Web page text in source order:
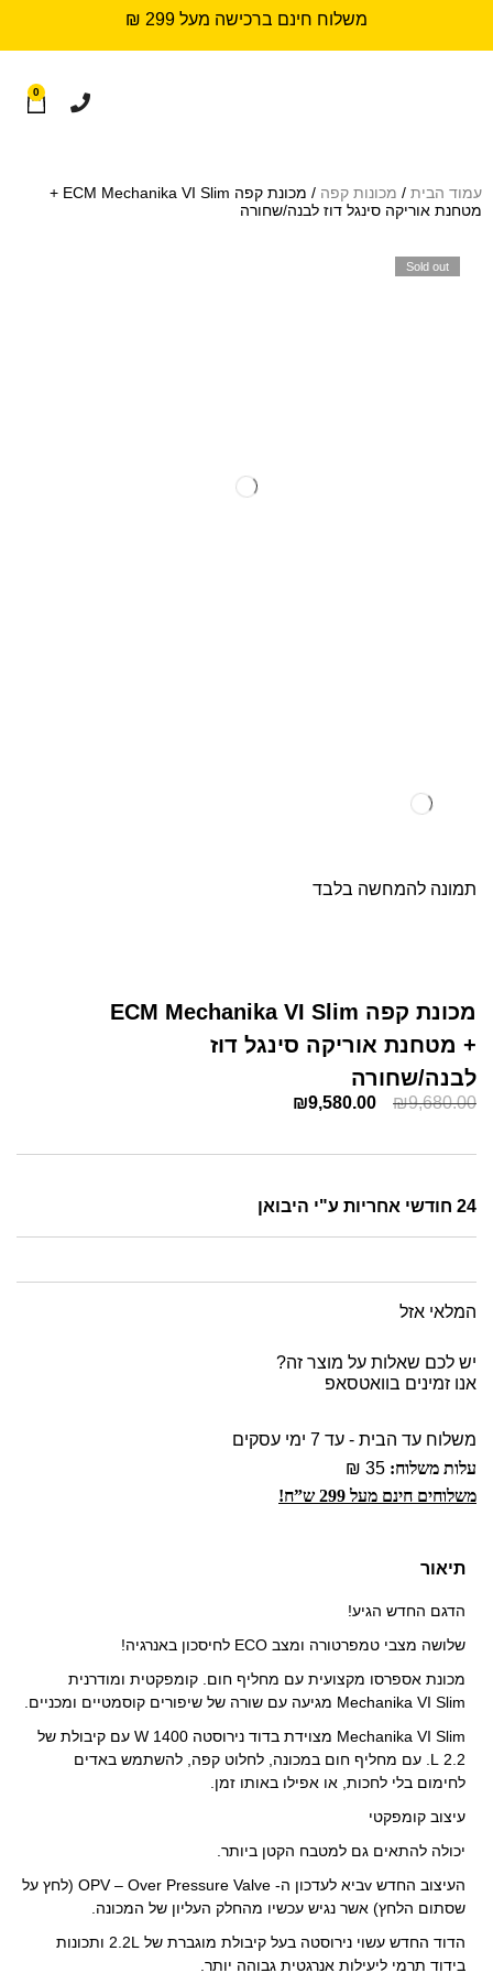
משלוח חינם ברכישה מעל 299 ₪
0
עמוד הבית / מכונות קפה
/ מכונת קפה ECM Mechanika VI Slim +
מטחנת אוריקה סינגל דוז לבנה/שחורה
Sold out
תמונה להמחשה בלבד
מכונת קפה ECM Mechanika VI Slim
+ מטחנת אוריקה סינגל דוז
לבנה/שחורה
₪9,680.00
₪9,580.00
24 חודשי אחריות ע"י היבואן
המלאי אזל
יש לכם שאלות על מוצר זה?
אנו זמינים בוואטסאפ
משלוח עד הבית - עד 7 ימי עסקים
עלות משלוח:
משלוחים חינם מעל 299 ש”ח!
תיאור
הדגם החדש הגיע!
שלושה מצבי טמפרטורה ומצב ECO לחיסכון באנרגיה!
מכונת אספרסו מקצועית עם מחליף חום. קומפקטית ומודרנית
Mechanika VI Slim מגיעה עם שורה של שיפורים קוסמטיים ומכניים.
Mechanika VI Slim מצוידת בדוד נירוסטה 1400 W עם קיבולת של
2.2 L. עם מחליף חום במכונה, לחלוט קפה, להשתמש באדים
לחימום בלי לחכות, או אפילו באותו זמן.
עיצוב קומפקטי
יכולה להתאים גם למטבח הקטן ביותר.
העיצוב החדש vביא לעדכון ה-
OPV – Over Pressure Valve (לחץ על
שסתום הלחץ) אשר נגיש עכשיו מהחלק העליון של המכונה.
הדוד החדש עשוי נירוסטה בעל קיבולת מוגברת של 2.2L ותכונות
בידוד תרמי ליעילות אנרגטית גבוהה יותר.